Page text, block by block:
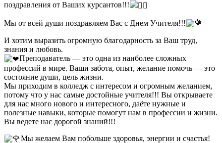
поздравления от Ваших курсантов!!!
Мы от всей души поздравляем Вас с Днем Учителя!!!
И хотим выразить огромную благодарность за Ваш труд,
знания и любовь.
Преподаватель — это одна из наиболее сложных
профессий в мире. Ваши забота, опыт, желание помочь — это
состояние души, цель жизни.
Мы приходим в колледж с интересом и огромным желанием,
потому что у нас самые достойные учителя!!! Вы открываете
для нас много нового и интересного, даёте нужные и
полезные навыки, которые помогут нам в профессии и жизни.
Вы ведете нас дорогой знаний!!!
Мы желаем Вам побольше здоровья, энергии и счастья!